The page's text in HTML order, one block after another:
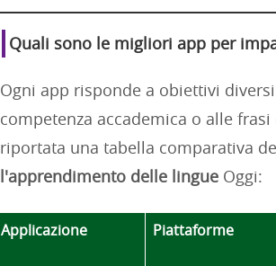
Quali sono le migliori app per
Ogni app risponde a obiettivi
competenza accademica o alle
riportata una tabella comparativa
l'apprendimento delle lingue Oggi:
Applicazione Piattaforme